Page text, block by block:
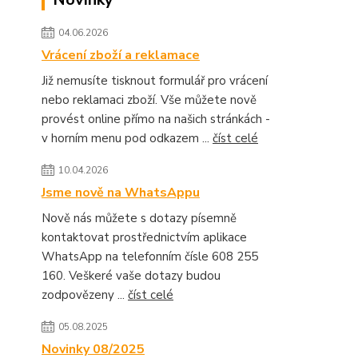
04.06.2026
Vrácení zboží a reklamace
Již nemusíte tisknout formulář pro vrácení
nebo reklamaci zboží. Vše můžete nově
provést online přímo na našich stránkách -
v horním menu pod odkazem ... číst celé
10.04.2026
Jsme nově na WhatsAppu
Nově nás můžete s dotazy písemně
kontaktovat prostřednictvím aplikace
WhatsApp na telefonním čísle 608 255
160. Veškeré vaše dotazy budou
zodpovězeny ... číst celé
05.08.2025
Novinky 08/2025